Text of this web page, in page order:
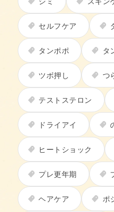
セルフケア
タンポポ タ
ツボ押し つ
テストステロン
ドライアイ
ヒートショック
プレ更年期
ヘアケア ポ